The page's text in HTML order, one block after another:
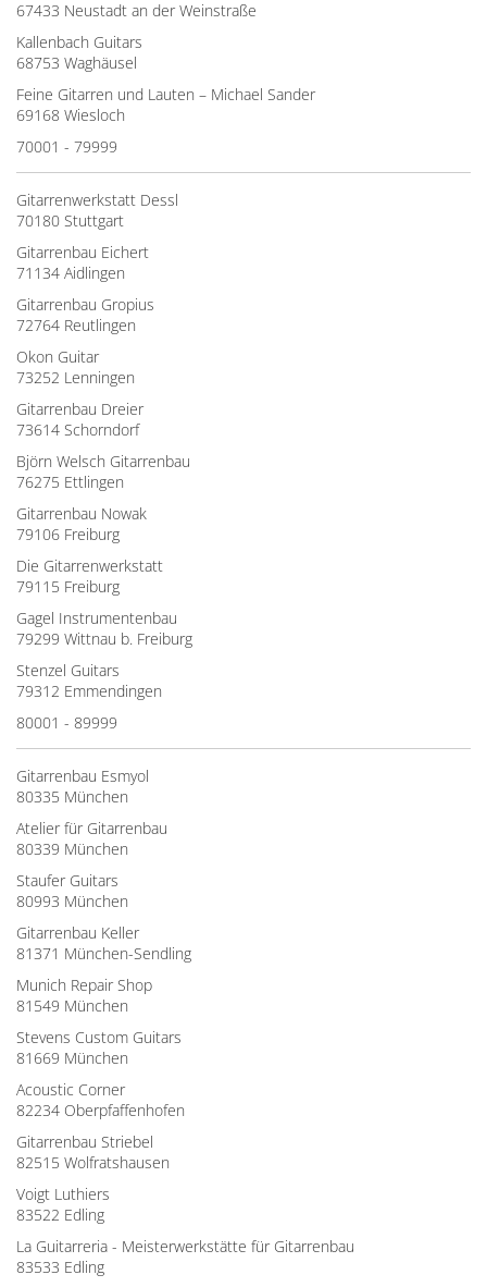
67433 Neustadt an der Weinstraße
Kallenbach Guitars
68753 Waghäusel
Feine Gitarren und Lauten – Michael Sander
69168 Wiesloch
70001 - 79999
Gitarrenwerkstatt Dessl
70180 Stuttgart
Gitarrenbau Eichert
71134 Aidlingen
Gitarrenbau Gropius
72764 Reutlingen
Okon Guitar
73252 Lenningen
Gitarrenbau Dreier
73614 Schorndorf
Björn Welsch Gitarrenbau
76275 Ettlingen
Gitarrenbau Nowak
79106 Freiburg
Die Gitarrenwerkstatt
79115 Freiburg
Gagel Instrumentenbau
79299 Wittnau b. Freiburg
Stenzel Guitars
79312 Emmendingen
80001 - 89999
Gitarrenbau Esmyol
80335 München
Atelier für Gitarrenbau
80339 München
Staufer Guitars
80993 München
Gitarrenbau Keller
81371 München-Sendling
Munich Repair Shop
81549 München
Stevens Custom Guitars
81669 München
Acoustic Corner
82234 Oberpfaffenhofen
Gitarrenbau Striebel
82515 Wolfratshausen
Voigt Luthiers
83522 Edling
La Guitarreria - Meisterwerkstätte für Gitarrenbau
83533 Edling